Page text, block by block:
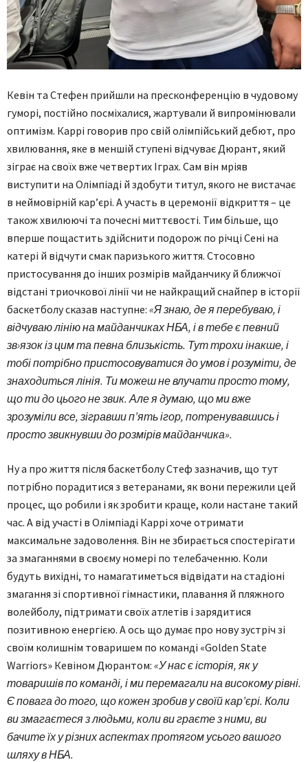
Кевін та Стефен прийшли на пресконференцію в чудовому
гуморі, постійно посміхалися, жартували й випромінювали
оптимізм. Каррі говорив про свій олімпійський дебют, про
хвилювання, яке в меншій ступені відчуває Дюрант, який
зіграє на своїх вже четвертих Іграх. Сам він мріяв
виступити на Олімпіаді й здобути титул, якого не вистачає
в неймовірній кар’єрі. А участь в церемонії відкриття – це
також хвилюючі та почесні миттєвості. Тим більше, що
вперше пощастить здійснити подорож по річці Сені на
катері й відчути смак паризького життя. Стосовно
пристосування до інших розмірів майданчику й ближчої
відстані триочкової лінії чи не найкращий снайпер в історії
баскетболу сказав наступне: «Я знаю, де я перебуваю, і
відчуваю лінію на майданчиках НБА, і в тебе є певний
зв›язок із цим та певна близькість. Тут трохи інакше, і
тобі потрібно пристосовуватися до умов і розуміти, де
знаходиться лінія. Ти можеш не влучати просто тому,
що ти до цього не звик. Але я думаю, що ми вже
зрозуміли все, зігравши п’ять ігор, потренувавшись і
просто звикнувши до розмірів майданчика».
Ну а про життя після баскетболу Стеф зазначив, що тут
потрібно порадитися з ветеранами, як вони пережили цей
процес, що робили і як зробити краще, коли настане такий
час. А від участі в Олімпіаді Каррі хоче отримати
максимальне задоволення. Він не збирається спостерігати
за змаганнями в своєму номері по телебаченню. Коли
будуть вихідні, то намагатиметься відвідати на стадіоні
змагання зі спортивної гімнастики, плавання й пляжного
волейболу, підтримати своїх атлетів і зарядитися
позитивною енергією. А ось що думає про нову зустріч зі
своїм колишнім товаришем по команді «Golden State
Warriors» Кевіном Дюрантом: «У нас є історія, як у
товаришів по команді, і ми перемагали на високому рівні.
Є повага до того, що кожен зробив у своїй кар’єрі. Коли
ви змагаєтеся з людьми, коли ви граєте з ними, ви
бачите їх у різних аспектах протягом усього вашого
шляху в НБА.